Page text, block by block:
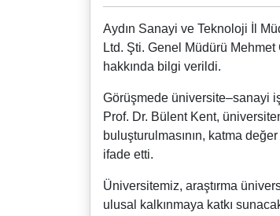
Aydın Sanayi ve Teknoloji İl
Ltd. Şti. Genel Müdürü
hakkında bilgi verildi.
Görüşmede üniversite–sanayi
Prof. Dr. Bülent Kent,
buluşturulmasının, katma
ifade etti.
Üniversitemiz, araştırma
ulusal kalkınmaya katkı